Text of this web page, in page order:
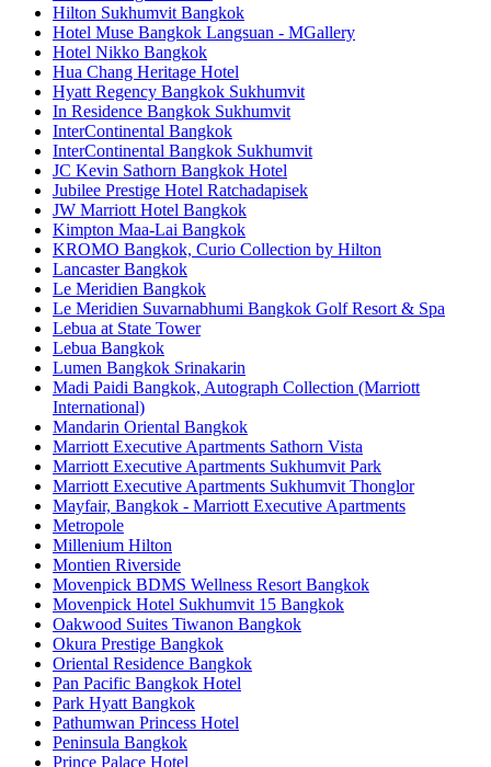
Hilton Sukhumvit Bangkok
Hotel Muse Bangkok Langsuan - MGallery
Hotel Nikko Bangkok
Hua Chang Heritage Hotel
Hyatt Regency Bangkok Sukhumvit
In Residence Bangkok Sukhumvit
InterContinental Bangkok
InterContinental Bangkok Sukhumvit
JC Kevin Sathorn Bangkok Hotel
Jubilee Prestige Hotel Ratchadapisek
JW Marriott Hotel Bangkok
Kimpton Maa-Lai Bangkok
KROMO Bangkok, Curio Collection by Hilton
Lancaster Bangkok
Le Meridien Bangkok
Le Meridien Suvarnabhumi Bangkok Golf Resort & Spa
Lebua at State Tower
Lebua Bangkok
Lumen Bangkok Srinakarin
Madi Paidi Bangkok, Autograph Collection (Marriott
International)
Mandarin Oriental Bangkok
Marriott Executive Apartments Sathorn Vista
Marriott Executive Apartments Sukhumvit Park
Marriott Executive Apartments Sukhumvit Thonglor
Mayfair, Bangkok - Marriott Executive Apartments
Metropole
Millenium Hilton
Montien Riverside
Movenpick BDMS Wellness Resort Bangkok
Movenpick Hotel Sukhumvit 15 Bangkok
Oakwood Suites Tiwanon Bangkok
Okura Prestige Bangkok
Oriental Residence Bangkok
Pan Pacific Bangkok Hotel
Park Hyatt Bangkok
Pathumwan Princess Hotel
Peninsula Bangkok
Prince Palace Hotel